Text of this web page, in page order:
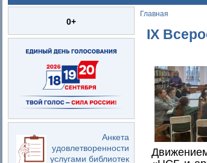
0+
Анкета
удовлетворенности
услугами библиотек
Главная
IX